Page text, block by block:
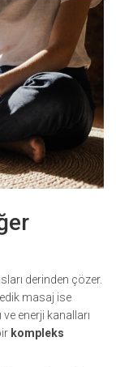
derinden çözer.
masaj ise
enerji kanalları
kompleks